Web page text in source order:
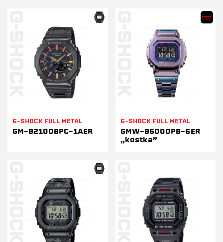
G-SHOCK FULL METAL
GM-B2100BPC-1AER
G-SHOCK FULL METAL
GMW-B5000PB-6ER
„kostka”